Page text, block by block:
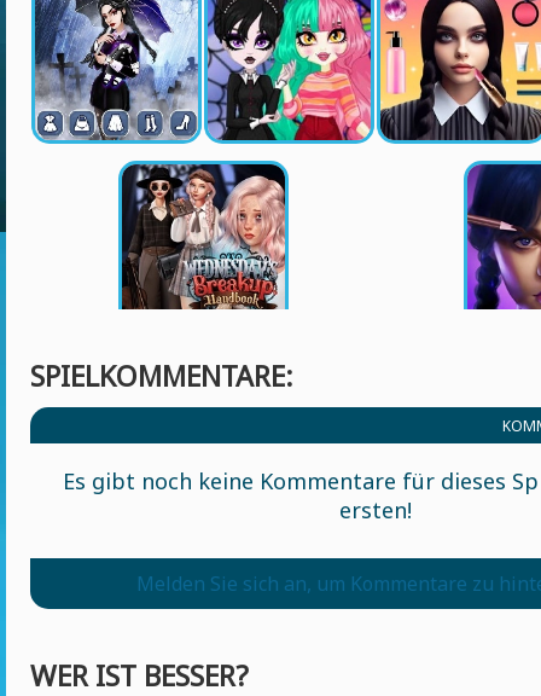
SPIELKOMMENTARE:
Es gibt noch keine Kommentare für dieses
ersten!
Melden Sie sich an, um Kommentare zu
WER IST BESSER?